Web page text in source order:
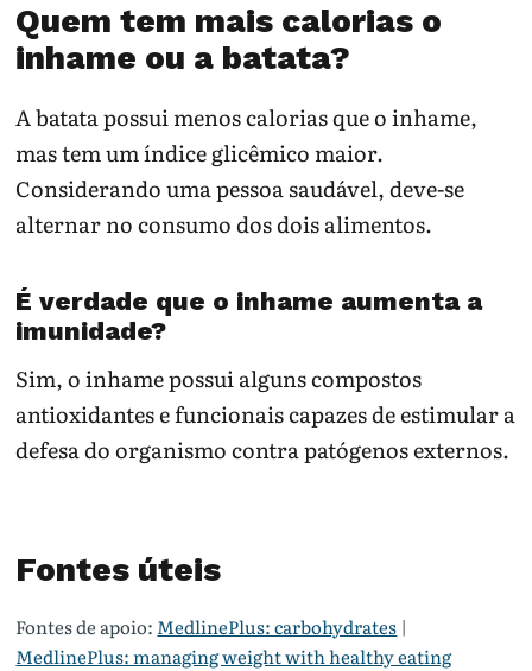
Quem tem mais calorias o
inhame ou a batata?
A batata possui menos calorias que o inhame,
mas tem um índice glicêmico maior.
Considerando uma pessoa saudável, deve-se
alternar no consumo dos dois alimentos.
É verdade que o inhame aumenta a
imunidade?
Sim, o inhame possui alguns compostos
antioxidantes e funcionais capazes de estimular a
defesa do organismo contra patógenos externos.
Fontes úteis
Fontes de apoio: MedlinePlus: carbohydrates |
MedlinePlus: managing weight with healthy eating